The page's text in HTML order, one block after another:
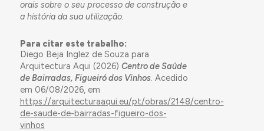
orais sobre o seu processo de construção e
a história da sua utilização.
Para citar este trabalho:
Diego Beja Inglez de Souza para
Arquitectura Aqui (2026) Centro de Saúde
de Bairradas, Figueiró dos Vinhos. Acedido
em 06/08/2026, em
https://arquitecturaaqui.eu/pt/obras/2148/centro-
de-saude-de-bairradas-figueiro-dos-
vinhos